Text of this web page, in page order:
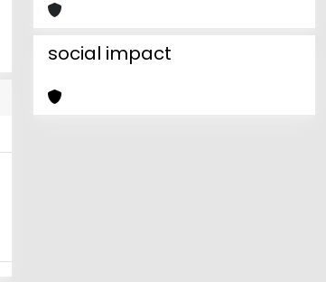
social impact